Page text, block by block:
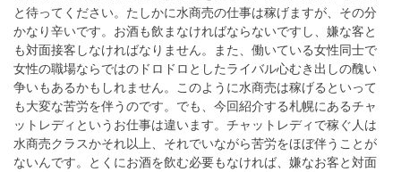
と待ってください。たしかに水商売の仕事は稼げますが、その分
かなり辛いです。お酒も飲まなければならないですし、嫌な客と
も対面接客しなければなりません。また、働いている女性同士で
女性の職場ならではのドロドロとしたライバル心むき出しの醜い
争いもあるかもしれません。このように水商売は稼げるといって
も大変な苦労を伴うのです。でも、今回紹介する札幌にあるチャ
ットレディというお仕事は違います。チャットレディで稼ぐ人は
水商売クラスかそれ以上、それでいながら苦労をほぼ伴うことが
ないんです。とくにお酒を飲む必要もなければ、嫌なお客と対面